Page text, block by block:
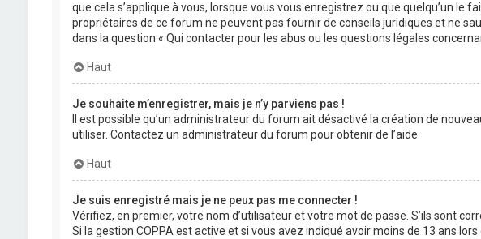
que cela s’applique à vous, lorsque vous vous enregistrez ou que quelqu’un
propriétaires de ce forum ne peuvent pas fournir de conseils juridiques et ne
dans la question « Qui contacter pour les abus ou les questions légales
Haut
Je souhaite m’enregistrer, mais je n’y parviens pas !
Il est possible qu’un administrateur du forum ait désactivé la création de
utiliser. Contactez un administrateur du forum pour obtenir de l’aide.
Haut
Je suis enregistré mais je ne peux pas me connecter !
Vérifiez, en premier, votre nom d’utilisateur et votre mot de passe. S’ils sont
Si la gestion COPPA est active et si vous avez indiqué avoir moins de 13 ans